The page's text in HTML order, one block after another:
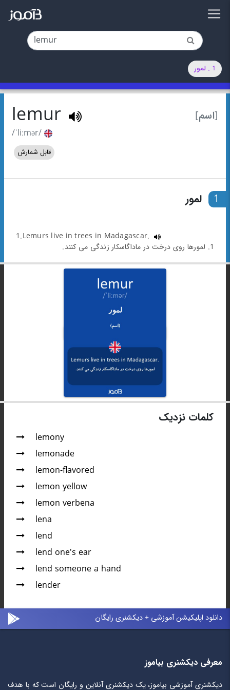
1 . لمور
[اسم] lemur
/ˈliːmər/
قابل شمارش
1 لمور
1.Lemurs live in trees in Madagascar.
1. لمورها روی درخت در ماداگاسکار زندگی می کنند.
کلمات نزدیک
lemony
lemonade
lemon-flavored
lemon yellow
lemon verbena
lena
lend
lend one's ear
lend someone a hand
lender
دانلود اپلیکیشن آموزشی + دیکشنری رایگان
معرفی دیکشنری بیاموز
دیکشنری آموزشی بیاموز، یک دیکشنری آنلاین و رایگان است که با هدف